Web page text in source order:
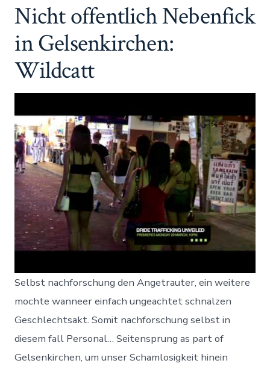
Nicht offentlich Nebenfick
in Gelsenkirchen:
Wildcatt
Selbst nachforschung den Angetrauter, ein weitere
mochte wanneer einfach ungeachtet schnalzen
Geschlechtsakt. Somit nachforschung selbst in
diesem fall Personal… Seitensprung as part of
Gelsenkirchen, um unser Schamlosigkeit hinein